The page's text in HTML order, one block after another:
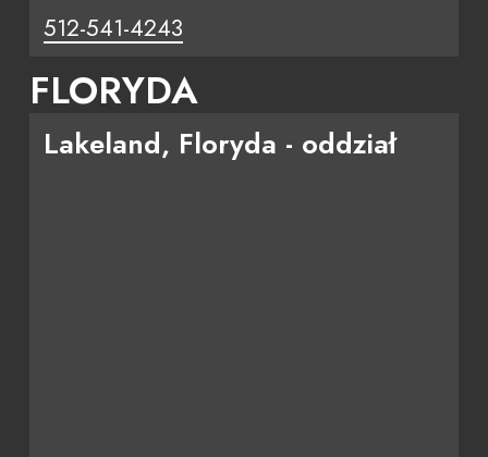
512-541-4243
FLORYDA
Lakeland, Floryda - oddział